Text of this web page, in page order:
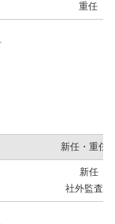
重任
新任・重任
新任
社外監査役